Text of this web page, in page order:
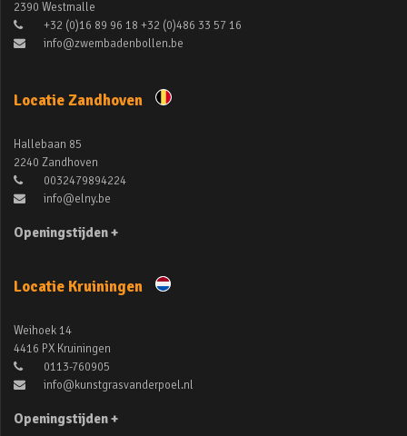
2390 Westmalle
+32 (0)16 89 96 18 +32 (0)486 33 57 16
info@zwembadenbollen.be
Locatie Zandhoven
Hallebaan 85
2240 Zandhoven
0032479894224
info@elny.be
Openingstijden +
Locatie Kruiningen
Weihoek 14
4416 PX Kruiningen
0113-760905
info@kunstgrasvanderpoel.nl
Openingstijden +